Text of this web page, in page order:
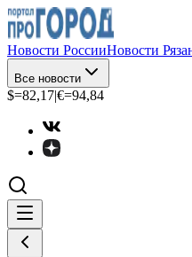
Новости РоссииНовости
Все новости
$=82,17|€=94,84